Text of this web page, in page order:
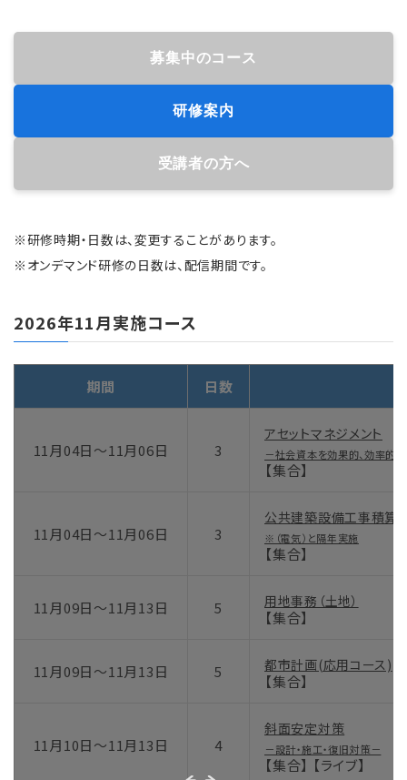
募集中のコース
研修案内
受講者の方へ
※研修時期・日数は、変更することがあります。
※オンデマンド研修の日数は、配信期間です。
2026年11月実施コース
期間 日数
11月04日～11月06日 3
アセットマネジメント
－社会資本を効果的、効率的
【集合】
11月04日～11月06日 3
公共建築設備工事積算（
※（電気）と隔年実施
【集合】
11月09日～11月13日 5 用地事務（土地）
【集合】
11月09日～11月13日 5 都市計画(応用コース)
【集合】
11月10日～11月13日 4
斜面安定対策
－設計・施工・復旧対策－
【集合】 【ライブ】